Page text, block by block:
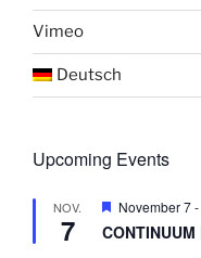
Vimeo
Deutsch
Upcoming Events
NOV.
7
H
e
r
November 7-